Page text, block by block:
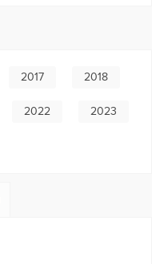
2017 2018
2022 2023